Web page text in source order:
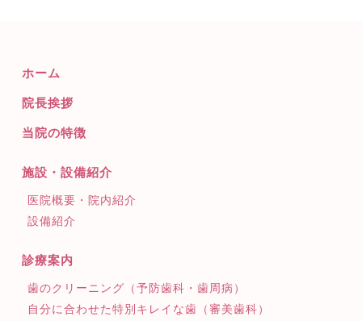
ホーム
院長挨拶
当院の特徴
施設・設備紹介
医院概要・院内紹介
設備紹介
診療案内
歯のクリーニング（予防歯科・歯周病）
自分に合わせた特別キレイな歯（審美歯科）